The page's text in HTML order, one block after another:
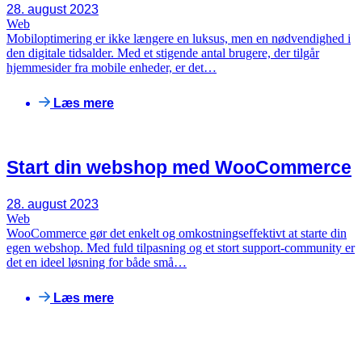
28. august 2023
Web
Mobiloptimering er ikke længere en luksus, men en nødvendighed i
den digitale tidsalder. Med et stigende antal brugere, der tilgår
hjemmesider fra mobile enheder, er det…
Læs mere
Start din webshop med WooCommerce
28. august 2023
Web
WooCommerce gør det enkelt og omkostningseffektivt at starte din
egen webshop. Med fuld tilpasning og et stort support-community er
det en ideel løsning for både små…
Læs mere